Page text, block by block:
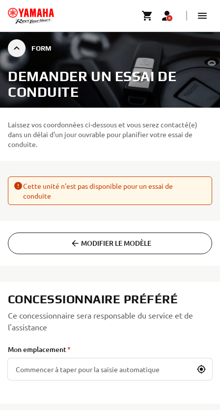
FORM
DEMANDER UN ESSAI DE
CONDUITE
Laissez vos coordonnées ci-dessous et vous serez contacté(e)
dans un délai d'un jour ouvrable pour planifier votre essai de
conduite.
Cette unité n'est pas disponible pour un essai de
conduite
CONCESSIONNAIRE PRÉFÉRÉ
Ce concessionnaire sera responsable du service et de
l'assistance
Mon emplacement
MODIFIER LE MODÈLE